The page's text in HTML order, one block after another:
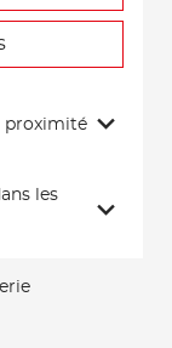
proximité
les